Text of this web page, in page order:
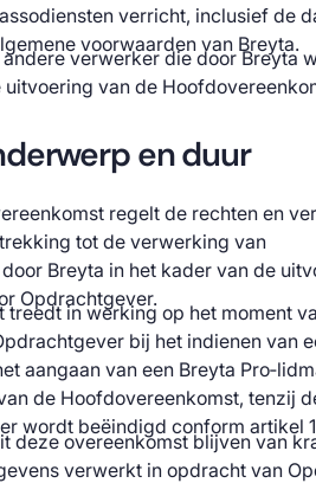
verricht, inclusief de
voorwaarden van Breyta.
verwerker die door Breyta
van de
en duur
regelt de rechten en
tot de verwerking van
Breyta in het kader van de
Opdrachtgever.
treedt in werking op het moment
bij het indienen van
aangaan van een Breyta
de Hoofdovereenkomst, tenzij
wordt beëindigd conform artikel
deze overeenkomst blijven van
verwerkt in opdracht van